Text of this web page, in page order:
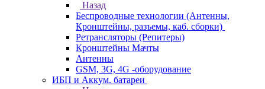
Назад
Беспроводные технологии (Антенны,
Кронштейны, разъемы, каб. сборки)
Ретрансляторы (Репитеры)
Кронштейны Мачты
Антенны
GSM, 3G, 4G -оборудование
ИБП и Аккум. батареи